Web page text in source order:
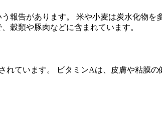
報告があります。 米や小麦は炭水化物
穀類や豚肉などに含まれています。
ています。 ビタミンAは、皮膚や粘膜